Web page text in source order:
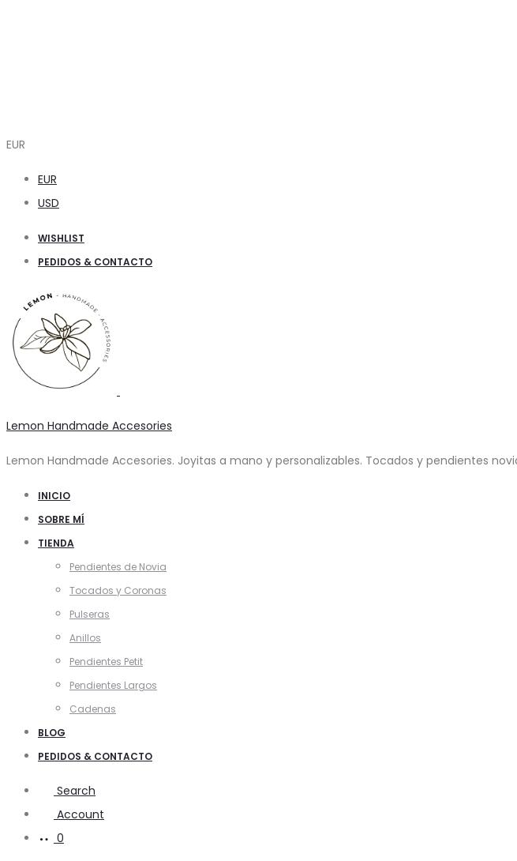
EUR
EUR
USD
WISHLIST
PEDIDOS & CONTACTO
Lemon Handmade Accesories
Lemon Handmade Accesories. Joyitas a mano y personalizables. Tocados y pendientes
INICIO
SOBRE MÍ
TIENDA
Pendientes de Novia
Tocados y Coronas
Pulseras
Anillos
Pendientes Petit
Pendientes Largos
Cadenas
BLOG
PEDIDOS & CONTACTO
Search
Account
0